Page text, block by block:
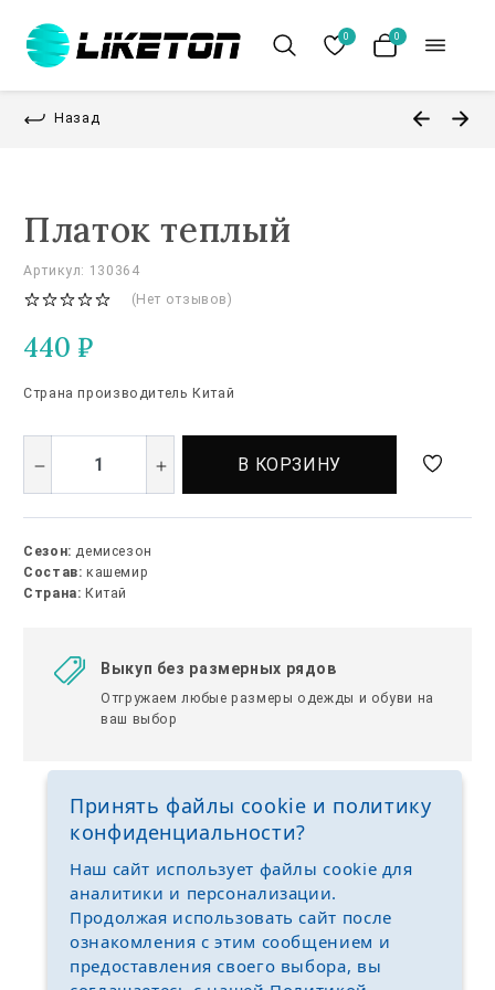
0 0
Назад
Платок теплый
Артикул: 130364
(Нет отзывов)
440 ₽
Страна производитель Китай
В КОРЗИНУ
Сезон: демисезон
Состав: кашемир
Страна: Китай
Выкуп без размерных рядов
Отгружаем любые размеры одежды и обуви на
ваш выбор
Принять файлы cookie и политику
конфиденциальности?
Наш сайт использует файлы cookie для
аналитики и персонализации.
Продолжая использовать сайт после
ознакомления с этим сообщением и
предоставления своего выбора, вы